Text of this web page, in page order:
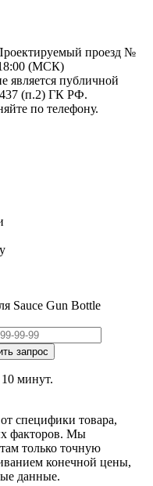
проезд №
(МСК)
публичной
437 (п.2) ГК РФ.
по телефону.
Sauce Gun Bottle
минут.
специфики товара,
факторов. Мы
только точную
конечной цены,
данные.